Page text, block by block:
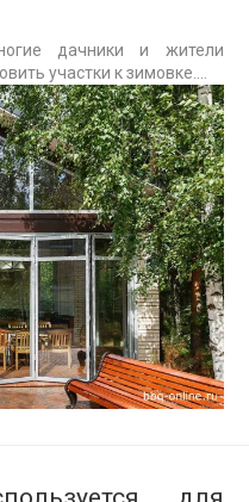
дачники и жители
участки к зимовке....